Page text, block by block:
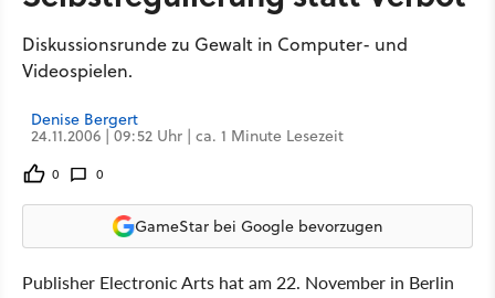
Diskussionsrunde zu Gewalt in Computer- und
Videospielen.
Denise Bergert
24.11.2006 | 09:52 Uhr | ca. 1 Minute Lesezeit
0 0
GameStar bei Google bevorzugen
Publisher Electronic Arts hat am 22. November in Berlin